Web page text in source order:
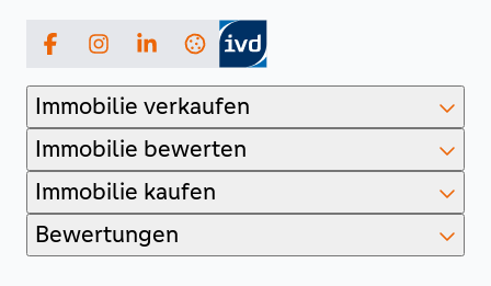
FacebookInstagramLinkedIn
Immobilie verkaufen
Immobilie bewerten
Immobilie kaufen
Bewertungen